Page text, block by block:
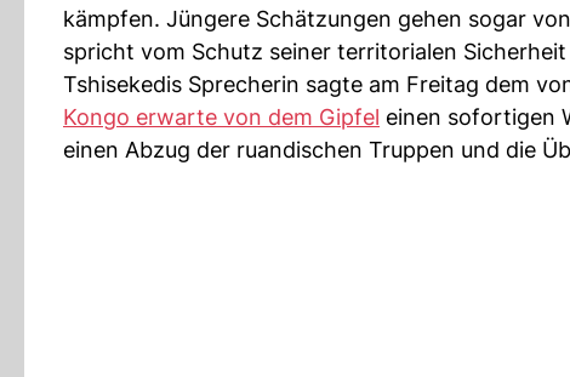
kämpfen. Jüngere Schätzungen gehen sogar
spricht vom Schutz seiner territorialen
Tshisekedis Sprecherin sagte am Freitag dem
Kongo erwarte von dem Gipfel einen sofortigen
einen Abzug der ruandischen Truppen und die